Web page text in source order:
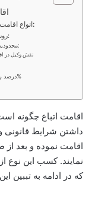
انواع اقامت اتباع خارجی در ایران:
روش‌های اخذ اقامت:
محدودیت‌ها و قوانین:
نقش وکیل در
درصد رضایت – 99%
اقامت اتباع چگونه
داشتن شرایط قانونی
اقامت نموده و بعد
نمایند. کسب این نوع
که در ادامه به تببین